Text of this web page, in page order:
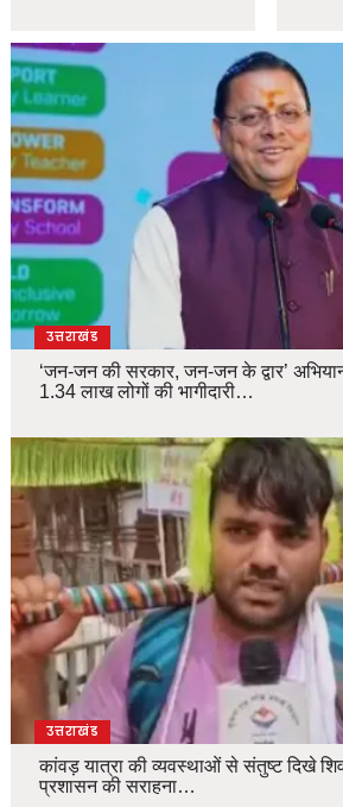
उत्तराखंड
‘जन-जन की सरकार, जन-जन के द्वार’
1.34 लाख लोगों की भागीदारी…
उत्तराखंड
कांवड़ यात्रा की व्यवस्थाओं से संतुष्ट दिखे
प्रशासन की सराहना…